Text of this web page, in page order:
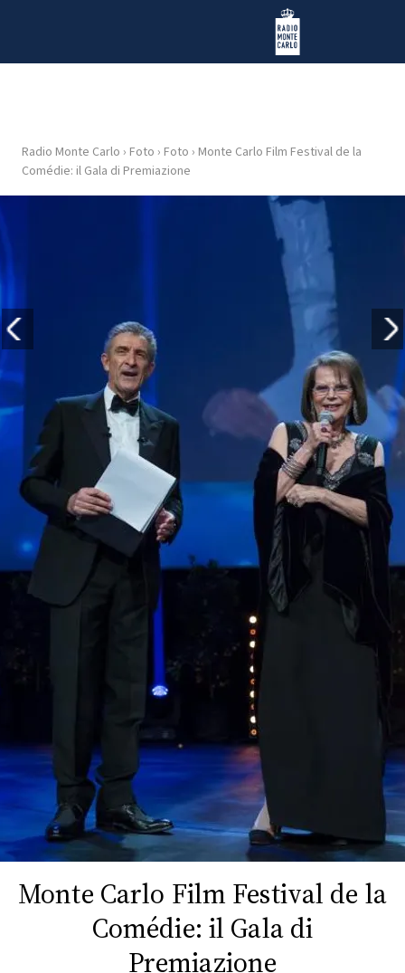
Radio Monte Carlo
HOME
PLAYLIST
FOTO
CONCORSI
EVENTI
VIDEO
MONACO
RMC
CONSIGLIA
Radio Monte Carlo › Foto › Foto › Monte Carlo Film Festival de la
Comédie: il Gala di Premiazione
Monte Carlo Film Festival de la
Comédie: il Gala di
Premiazione